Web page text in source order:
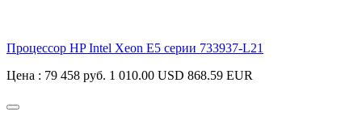
Процессор HP Intel Xeon E5 серии 733937-L21
Цена : 79 458 руб. 1 010.00 USD 868.59 EUR